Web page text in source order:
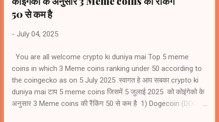
50 से कम है
- July 04, 2025
You are all welcome crypto ki duniya mai Top 5 meme
coins in which 3 Meme coins ranking under 50 according to
the coingecko as on 5 July 2025 .स्वागत हे आप सबका crypto ki
duniya mai टाप 5 meme coins जिसमें 5 जुलाई 2025 को कोइंगेको के
अनुसार 3 Meme coins की रैंकिंग 50 से कम है 1) Dogecoin (DOGE)